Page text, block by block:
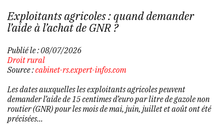
Exploitants agricoles : quand demander
l’aide à l’achat de GNR ?
Publié le :08/07/2026
Droit rural
Source :cabinet-rs.expert-infos.com
Les dates auxquelles les exploitants agricoles peuvent
demander l’aide de 15 centimes d’euro par litre de gazole non
routier (GNR) pour les mois de mai, juin, juillet et août ont été
précisées...